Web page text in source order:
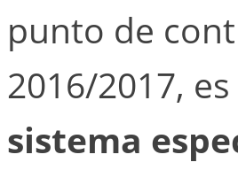
punto de
2016/2017,
sistema